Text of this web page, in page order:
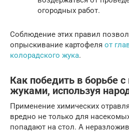
огородных работ.
Соблюдение этих правил
опрыскивание картофеля от
колорадского жука.
Как победить в борьбе
жуками, используя
Применение химических
вредно не только для
попадают на стол. А